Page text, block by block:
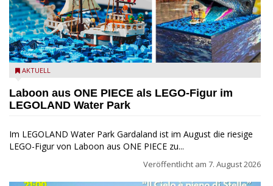
Laboon aus ONE PIECE als LEGO-Figur im LEGOLAND Water
AKTUELL
Laboon aus ONE PIECE als LEGO-Figur im
LEGOLAND Water Park
Im LEGOLAND Water Park Gardaland ist im August die riesige
LEGO-Figur von Laboon aus ONE PIECE zu...
Veröffentlicht am 7. August 2026